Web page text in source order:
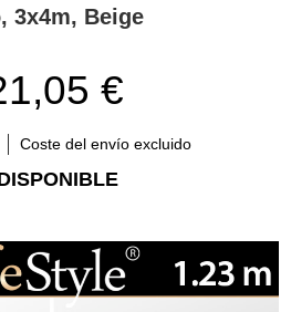
3x4m, Beige
€
Coste del envío excluido